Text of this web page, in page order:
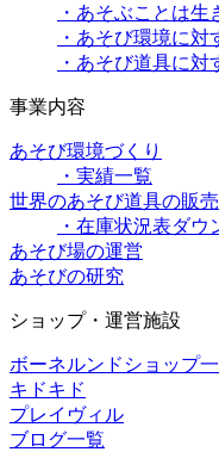
・あそぶことは生
・あそび環境に対
・あそび道具に対
事業内容
あそび環境づくり
・実績一覧
世界のあそび道具の販売
・在庫状況表ダウ
あそび場の運営
あそびの研究
ショップ・運営施設
ボーネルンドショップ
キドキド
プレイヴィル
ブログ一覧